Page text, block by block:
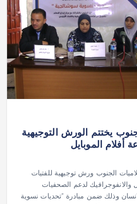
يختتم الورش التوجيهية
أفلام الموبايل
الجنوب ورش توجيهية للفتيات
والانفوجرافيك لدعم الصحفيات
وذلك ضمن مبادرة “تحديات نسوية